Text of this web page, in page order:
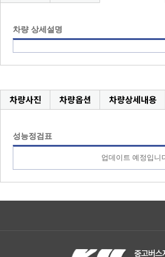
차량 상세설명
차량사진 차량옵션 차량상세내용
성능정검표
업데이트 예정입니